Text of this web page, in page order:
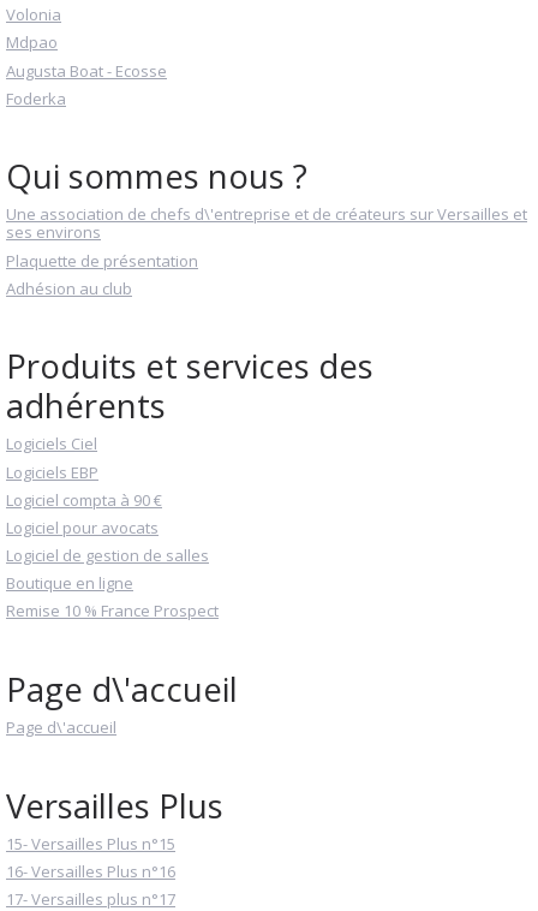
Volonia
Mdpao
Augusta Boat - Ecosse
Foderka
Qui sommes nous ?
Une association de chefs d\'entreprise et de créateurs sur Versailles et
ses environs
Plaquette de présentation
Adhésion au club
Produits et services des
adhérents
Logiciels Ciel
Logiciels EBP
Logiciel compta à 90 €
Logiciel pour avocats
Logiciel de gestion de salles
Boutique en ligne
Remise 10 % France Prospect
Page d\'accueil
Page d\'accueil
Versailles Plus
15- Versailles Plus n°15
16- Versailles Plus n°16
17- Versailles plus n°17